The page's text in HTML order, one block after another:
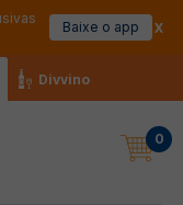
Baixe o app
Divvino
0